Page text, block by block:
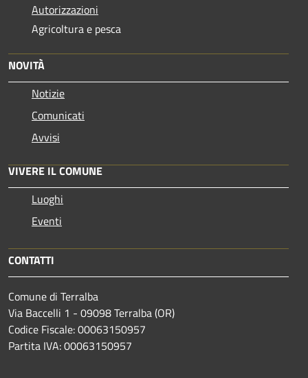
Autorizzazioni
Agricoltura e pesca
NOVITÀ
Notizie
Comunicati
Avvisi
VIVERE IL COMUNE
Luoghi
Eventi
CONTATTI
Comune di Terralba
Via Baccelli 1 - 09098 Terralba (OR)
Codice Fiscale: 00063150957
Partita IVA: 00063150957